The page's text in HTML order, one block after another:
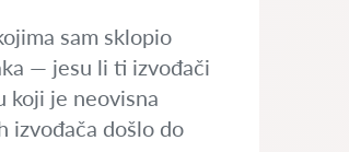
sam sklopio
— jesu li ti izvođači
koji je neovisna
izvođača došlo do